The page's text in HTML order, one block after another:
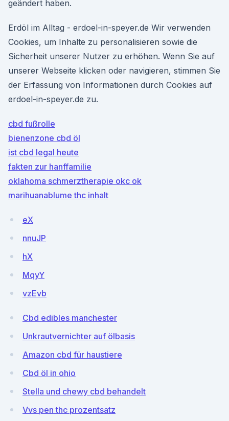
geändert haben.
Erdöl im Alltag - erdoel-in-speyer.de Wir verwenden
Cookies, um Inhalte zu personalisieren sowie die
Sicherheit unserer Nutzer zu erhöhen. Wenn Sie auf
unserer Webseite klicken oder navigieren, stimmen Sie
der Erfassung von Informationen durch Cookies auf
erdoel-in-speyer.de zu.
cbd fußrolle
bienenzone cbd öl
ist cbd legal heute
fakten zur hanffamilie
oklahoma schmerztherapie okc ok
marihuanablume thc inhalt
eX
nnuJP
hX
MqyY
vzEvb
Cbd edibles manchester
Unkrautvernichter auf ölbasis
Amazon cbd für haustiere
Cbd öl in ohio
Stella und chewy cbd behandelt
Vvs pen thc prozentsatz